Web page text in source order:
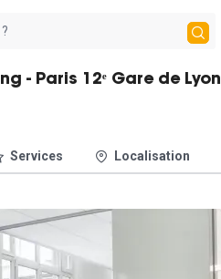
- Paris 12ᵉ Gare de Lyon
Services Localisation